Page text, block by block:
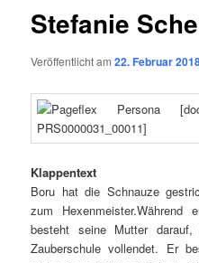
Stefanie
Veröffentlicht am22. Februar
Klappentext
Boru hat die Schnauze
zum Hexenmeister.Während
besteht seine Mutter
Zauberschule vollendet. Er